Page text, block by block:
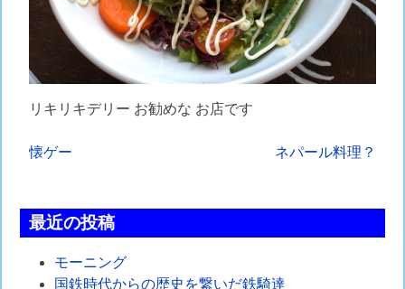
リキリキデリー お勧めな お店です
投
ナ
ビ
懐ゲー ネパール料理？
最近の投稿
モーニング
国鉄時代からの歴史を繋いだ鉄騎達